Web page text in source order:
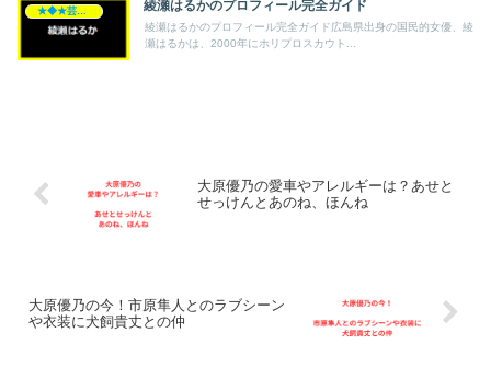
★◆★芸能人★◆★ 綾瀬はるかのプロフィール完全ガイド
綾瀬はるかのプロフィール完全ガイド広島県出身の国民的女優、綾
瀬はるかは、2000年にホリプロスカウト...
大原優乃の愛車やアレルギーは？あせと
せっけんとあのね、ほんね
大原優乃の今！市原隼人とのラブシーン
や衣装に犬飼貴丈との仲